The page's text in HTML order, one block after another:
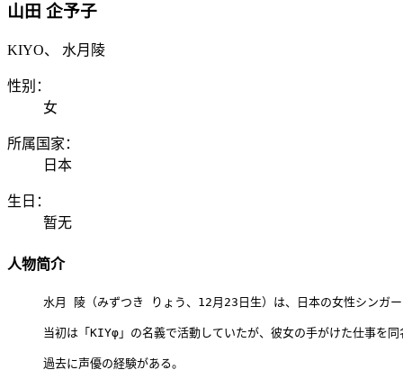
山田 企予子
KIYO、 水月陵
性别：
女
所属国家：
日本
生日：
暂无
人物简介
水月 陵（みずつき りょう、12月23日生）は、日本の女性シンガ
当初は「KIYφ」の名義で活動していたが、彼女の手がけた仕事を
過去に声優の経験がある。